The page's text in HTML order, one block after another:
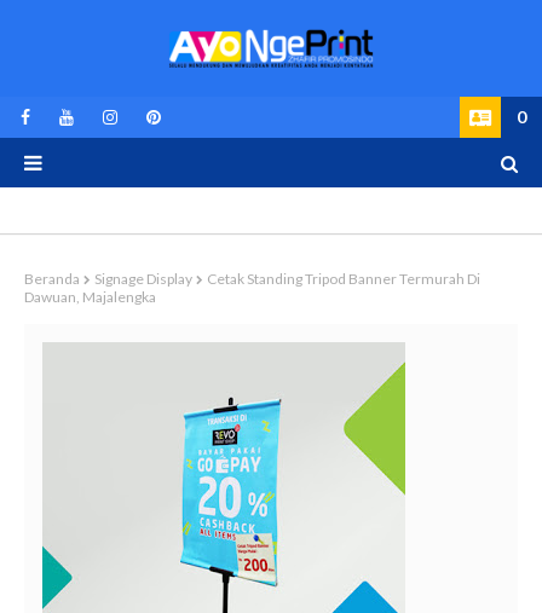
0
Beranda Signage Display
Cetak Standing Tripod Banner Termurah Di
Dawuan, Majalengka